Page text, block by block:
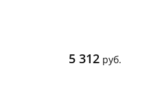
5 312 руб.